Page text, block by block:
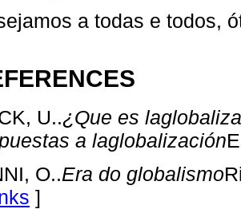
a todas e todos,
U..¿Que es
a laglobalización
O..Era do globalismo
]